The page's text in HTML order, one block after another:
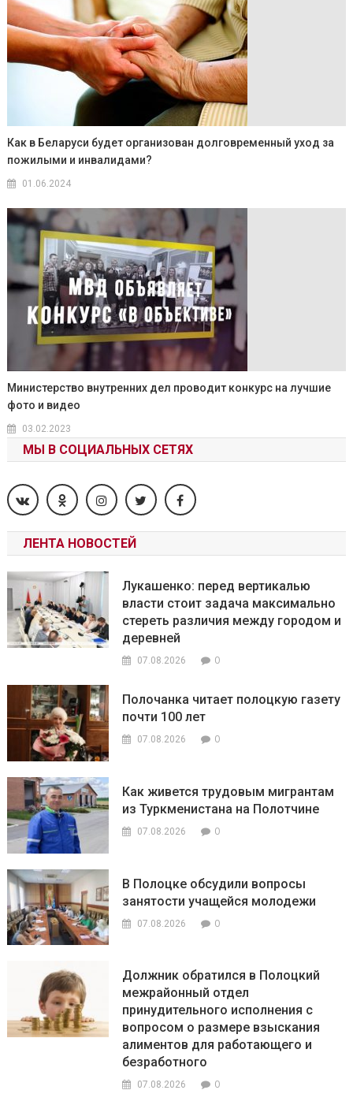
Как в Беларуси будет организован долговременный уход за
пожилыми и инвалидами?
01.06.2024
Министерство внутренних дел проводит конкурс на лучшие
фото и видео
03.02.2023
МЫ В СОЦИАЛЬНЫХ СЕТЯХ
ЛЕНТА НОВОСТЕЙ
Лукашенко: перед вертикалью
власти стоит задача максимально
стереть различия между городом и
деревней
07.08.2026 0
Полочанка читает полоцкую газету
почти 100 лет
07.08.2026 0
Как живется трудовым мигрантам
из Туркменистана на Полотчине
07.08.2026 0
В Полоцке обсудили вопросы
занятости учащейся молодежи
07.08.2026 0
Должник обратился в Полоцкий
межрайонный отдел
принудительного исполнения с
вопросом о размере взыскания
алиментов для работающего и
безработного
07.08.2026 0